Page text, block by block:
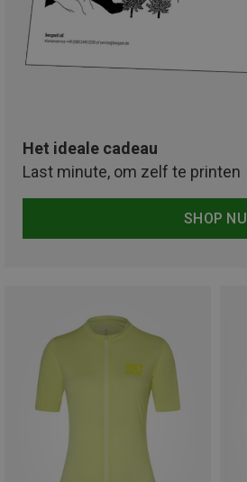
Het ideale cadeau
Last minute, om zelf te printen
SHOP NU